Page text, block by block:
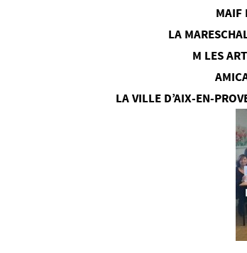
MAIF
LA
M LES
LA VILLE D’AIX-EN-